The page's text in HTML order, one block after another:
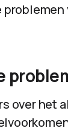
over het